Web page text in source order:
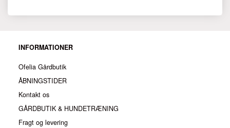
INFORMATIONER
Ofelia Gårdbutik
ÅBNINGSTIDER
Kontakt os
GÅRDBUTIK & HUNDETRÆNING
Fragt og levering